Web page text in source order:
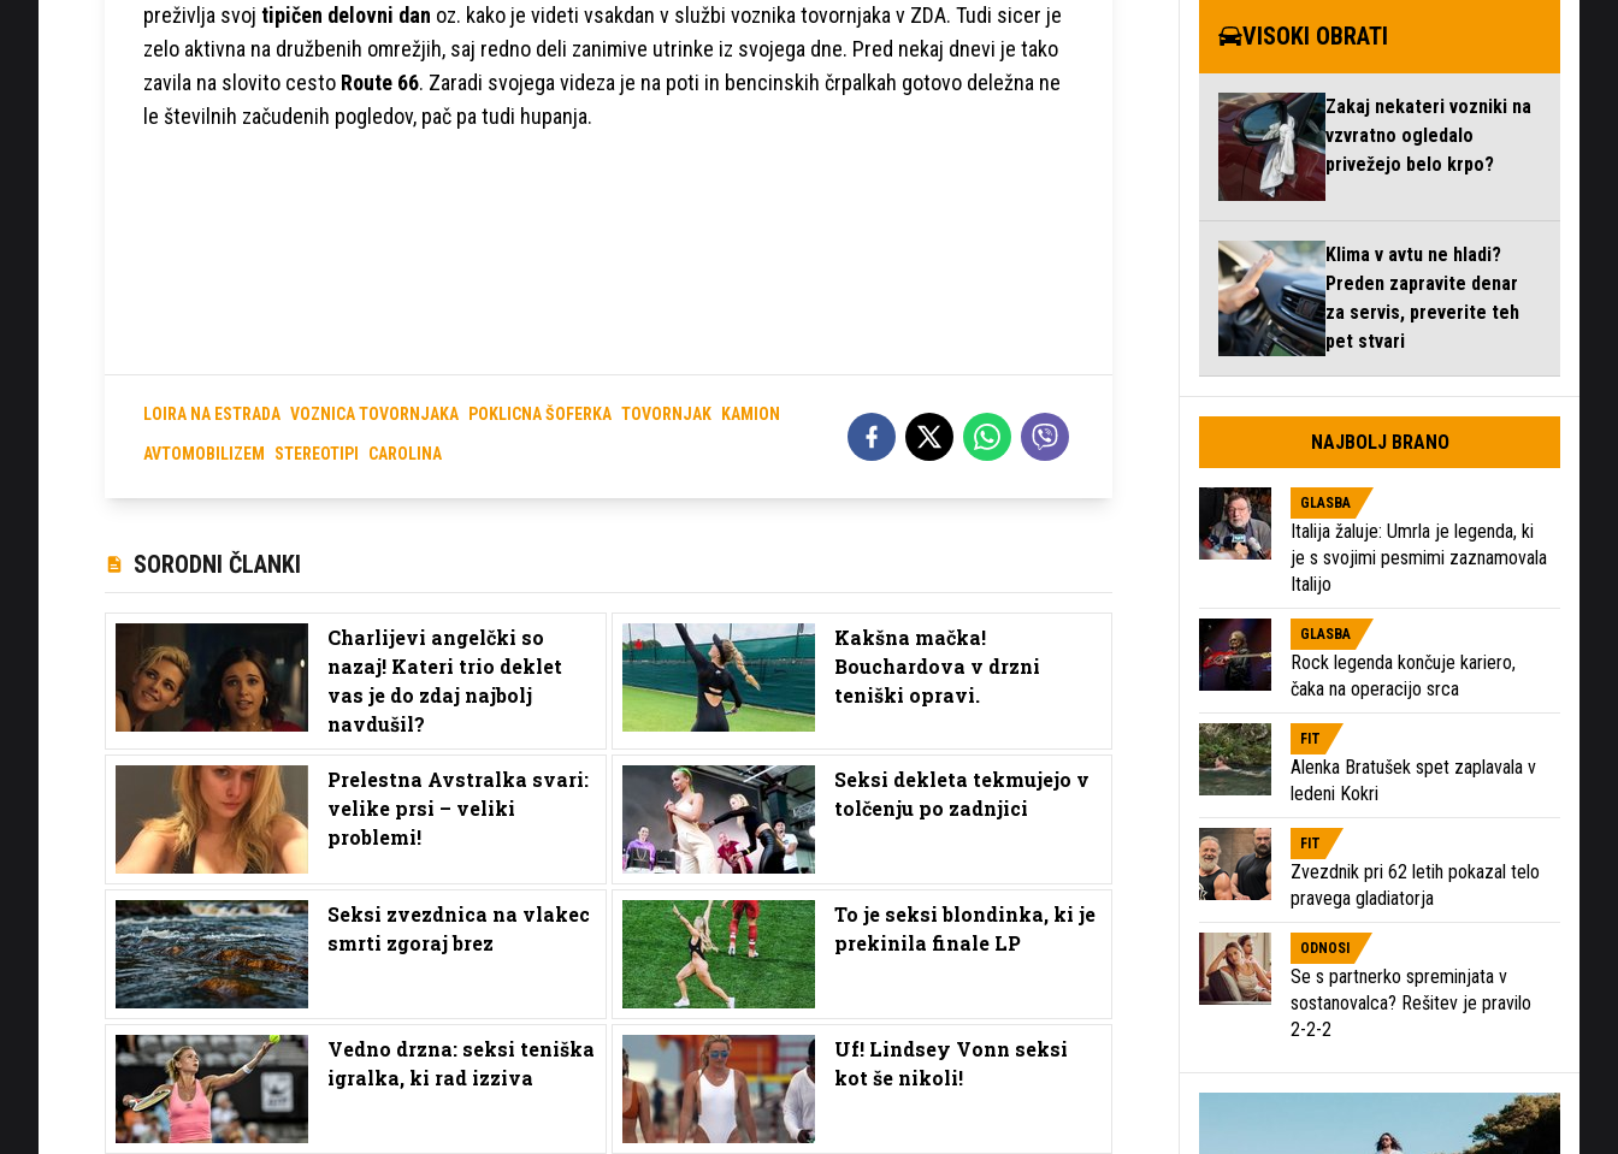
preživlja svoj tipičen delovni dan oz. kako je videti vsakdan v službi voznika tovornjaka v ZDA. Tudi sicer je
zelo aktivna na družbenih omrežjih, saj redno deli zanimive utrinke iz svojega dne. Pred nekaj dnevi je tako
zavila na slovito cesto Route 66. Zaradi svojega videza je na poti in bencinskih črpalkah gotovo deležna ne
le številnih začudenih pogledov, pač pa tudi hupanja.
LOIRA NA ESTRADA VOZNICA TOVORNJAKA POKLICNA ŠOFERKA TOVORNJAK KAMION
AVTOMOBILIZEM STEREOTIPI CAROLINA
SORODNI ČLANKI
Charlijevi angelčki so
nazaj! Kateri trio deklet
vas je do zdaj najbolj
navdušil?
Kakšna mačka!
Bouchardova v drzni
teniški opravi.
Prelestna Avstralka svari:
velike prsi – veliki
problemi!
Seksi dekleta tekmujejo v
tolčenju po zadnjici
Seksi zvezdnica na vlakec
smrti zgoraj brez
To je seksi blondinka, ki je
prekinila finale LP
Vedno drzna: seksi teniška
igralka, ki rad izziva
Uf! Lindsey Vonn seksi
kot še nikoli!
VISOKI OBRATI
Zakaj nekateri vozniki na
vzvratno ogledalo
privežejo belo krpo?
Klima v avtu ne hladi?
Preden zapravite denar
za servis, preverite teh
pet stvari
NAJBOLJ BRANO
GLASBA
Italija žaluje: Umrla je legenda, ki
je s svojimi pesmimi zaznamovala
Italijo
GLASBA
Rock legenda končuje kariero,
čaka na operacijo srca
FIT
Alenka Bratušek spet zaplavala v
ledeni Kokri
FIT
Zvezdnik pri 62 letih pokazal telo
pravega gladiatorja
ODNOSI
Se s partnerko spreminjata v
sostanovalca? Rešitev je pravilo
2-2-2